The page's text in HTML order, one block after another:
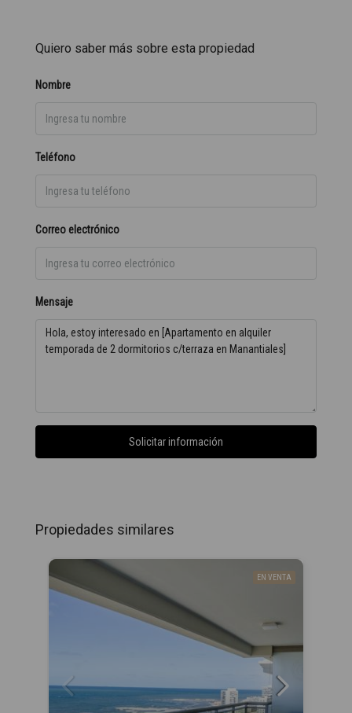
Quiero saber más sobre esta propiedad
Nombre
Teléfono
Correo electrónico
Mensaje
Solicitar información
Propiedades similares
EN VENTA